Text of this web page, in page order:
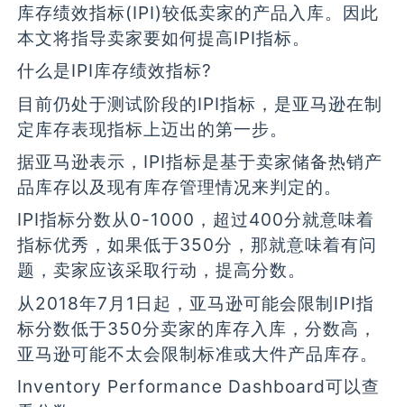
库存绩效指标(IPI)较低卖家的产品入库。因此
本文将指导卖家要如何提高IPI指标。
什么是IPI库存绩效指标?
目前仍处于测试阶段的IPI指标，是亚马逊在制
定库存表现指标上迈出的第一步。
据亚马逊表示，IPI指标是基于卖家储备热销产
品库存以及现有库存管理情况来判定的。
IPI指标分数从0-1000，超过400分就意味着
指标优秀，如果低于350分，那就意味着有问
题，卖家应该采取行动，提高分数。
从2018年7月1日起，亚马逊可能会限制IPI指
标分数低于350分卖家的库存入库，分数高，
亚马逊可能不太会限制标准或大件产品库存。
Inventory Performance Dashboard可以查